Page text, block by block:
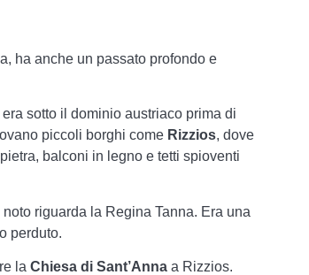
ha anche un passato profondo e
sotto il dominio austriaco prima di
piccoli borghi come Rizzios, dove
balconi in legno e tetti spioventi
riguarda la Regina Tanna. Era una
perduto.
la Chiesa di Sant’Annaa Rizzios.